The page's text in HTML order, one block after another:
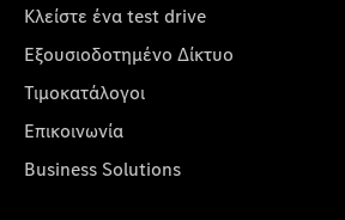
Κλείστε ένα test drive
Εξουσιοδοτημένο Δίκτυο
Τιμοκατάλογοι
Επικοινωνία
Business Solutions